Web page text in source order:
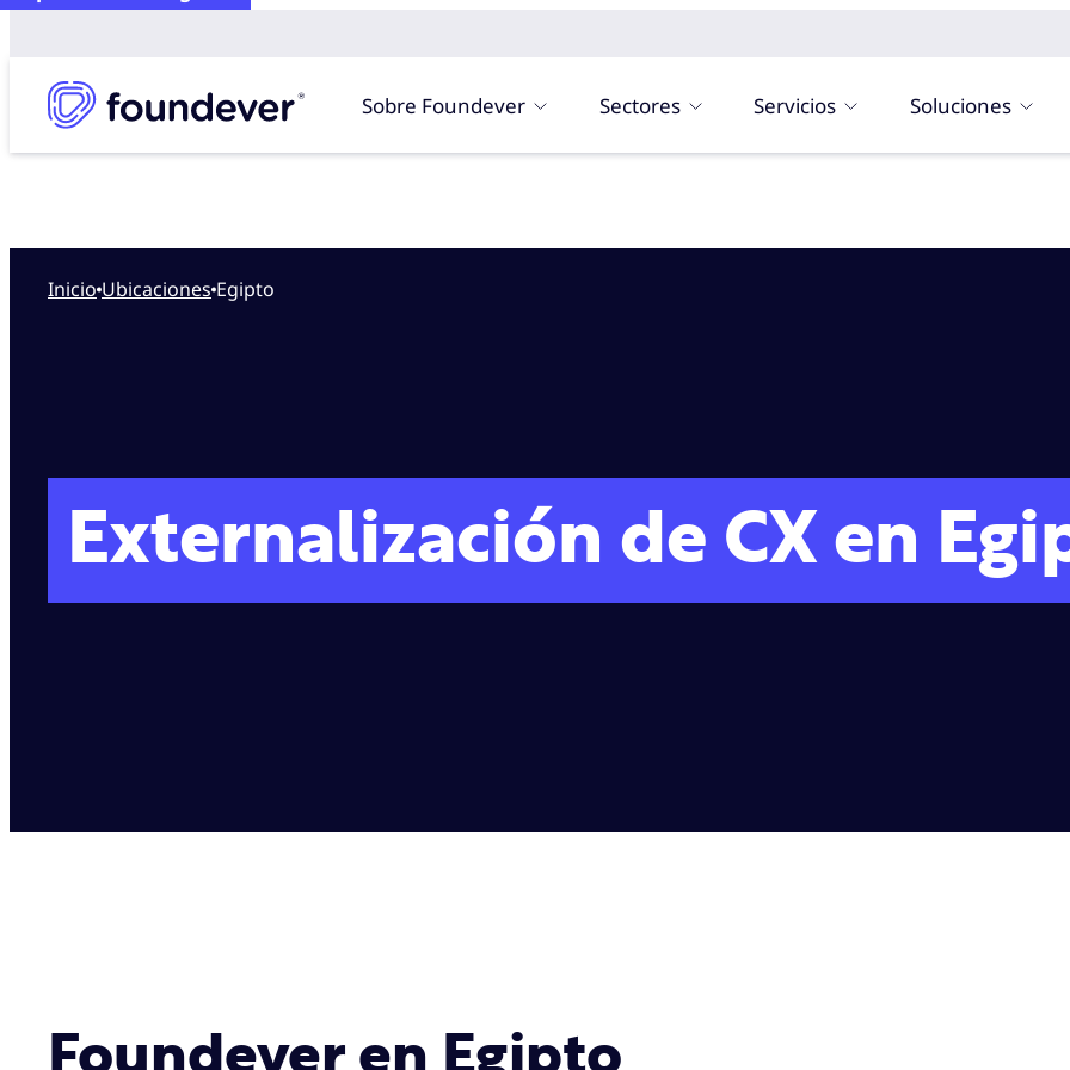
Sobre Foundever Sectores Servicios Soluciones
Inicio ubicaciones Egipto
Externalización de CX en
Foundever en Egipto